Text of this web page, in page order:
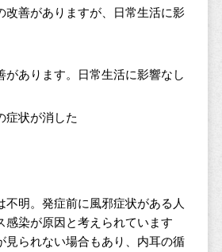
改善がありますが、日常生活に影
があります。日常生活に影響なし
症状が消した
不明。発症前に風邪症状がある人
感染が原因と考えられています
見られない場合もあり、内耳の循